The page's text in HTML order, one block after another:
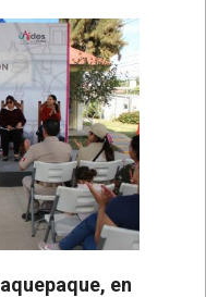
en